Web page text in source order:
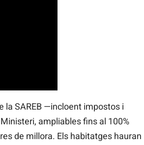
la SAREB —incloent impostos i
ampliables fins al 100%
de millora. Els habitatges hauran